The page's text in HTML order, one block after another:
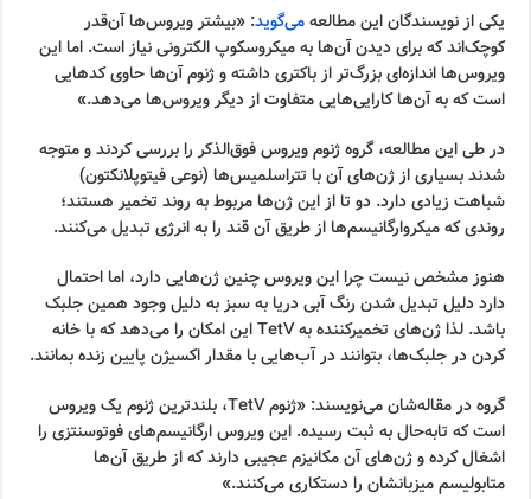
یکی از نویسندگان این مطالعهمی‌گوید: «بیشتر ویروس‌ها آن‌قدر
کوچک‌اند که برای دیدن آن‌ها به میکروسکوپ الکترونی نیاز است. اما این
ویروس‌ها اندازه‌ای بزرگ‌تر از باکتری داشته و ژنوم آن‌ها حاوی کدهایی
است که به آن‌ها کارایی‌هایی متفاوت از دیگر ویروس‌ها می‌دهد.»
در طی این مطالعه، گروه ژنوم ویروس فوق‌الذکر را بررسی کردند و متوجه
شدند بسیاری از ژن‌های آن با تتراسلمیس‌ها (نوعی فیتوپلانکتون)
شباهت زیادی دارد. دو تا از این ژن‌ها مربوط به روند تخمیر هستند؛
روندی که میکروارگانیسم‌ها از طریق آن قند را به انرژی تبدیل می‌کنند.
هنوز مشخص نیست چرا این ویروس چنین ژن‌هایی دارد، اما احتمال
دارد دلیل تبدیل شدن رنگ آبی دریا به سبز به دلیل وجود همین جلبک
باشد. لذا ژن‌های تخمیرکننده به TetV این امکان را می‌دهد که با خانه
کردن در جلبک‌ها، بتوانند در آب‌هایی با مقدار اکسیژن پایین زنده بمانند.
گروه در مقاله‌شان می‌نویسند: «ژنوم TetV، بلندترین ژنوم یک ویروس
است که تابه‌حال به ثبت رسیده. این ویروس ارگانیسم‌های فوتوسنتزی را
اشغال کرده و ژن‌های آن مکانیزم عجیبی دارند که از طریق آن‌ها
متابولیسم میزبانشان را دستکاری می‌کنند.»